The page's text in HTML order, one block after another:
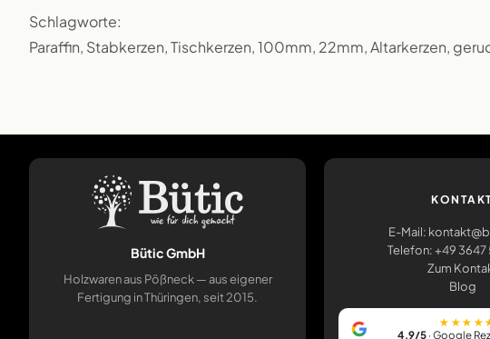
Schlagworte:
Paraffin, Stabkerzen, Tischkerzen, 100mm, 22mm, Altarkerzen,
Bütic GmbH
Holzwaren aus Pößneck — aus eigener
Fertigung in Thüringen, seit 2015.
E-Mail:
Telefon: +49 3647
Zum
Blog
4,9/5 · Google